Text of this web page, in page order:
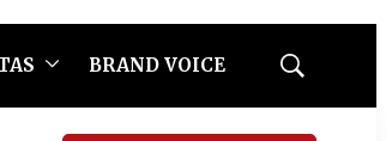
BRAND VOICE
Mostrar